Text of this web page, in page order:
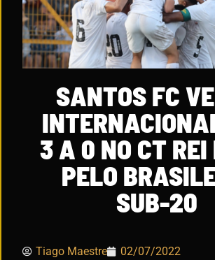
SANTOS FC
3 A 0 NO CT REI
PELO
SUB-20
Tiago Maestre 02/07/2022